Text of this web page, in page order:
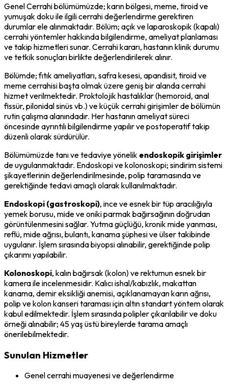
Genel Cerrahi bölümümüzde; karın bölgesi, meme, tiroid ve
yumuşak doku ile ilgili cerrahi değerlendirme gerektiren
durumlar ele alınmaktadır. Bölüm; açık ve laparoskopik (kapalı)
cerrahi yöntemler hakkında bilgilendirme, ameliyat planlaması
ve takip hizmetleri sunar. Cerrahi kararı, hastanın klinik durumu
ve tetkik sonuçları birlikte değerlendirilerek alınır.
Bölümde; fıtık ameliyatları, safra kesesi, apandisit, tiroid ve
meme cerrahisi başta olmak üzere geniş bir alanda cerrahi
hizmet verilmektedir. Proktolojik hastalıklar (hemoroid, anal
fissür, pilonidal sinüs vb.) ve küçük cerrahi girişimler de bölümün
rutin çalışma alanındadır. Her hastanın ameliyat süreci
öncesinde ayrıntılı bilgilendirme yapılır ve postoperatif takip
düzenli olarak sürdürülür.
Bölümümüzde tanı ve tedaviye yönelik endoskopik girişimler
de uygulanmaktadır. Endoskopi ve kolonoskopi; sindirim sistemi
şikayetlerinin değerlendirilmesinde, polip taramasında ve
gerektiğinde tedavi amaçlı olarak kullanılmaktadır.
Endoskopi (gastroskopi), ince ve esnek bir tüp aracılığıyla
yemek borusu, mide ve oniki parmak bağırsağının doğrudan
görüntülenmesini sağlar. Yutma güçlüğü, kronik mide yanması,
reflü, mide ağrısı, bulantı, kanama şüphesi ve ülser takibinde
uygulanır. İşlem sırasında biyopsi alınabilir, gerektiğinde polip
çıkarımı yapılabilir.
Kolonoskopi, kalın bağırsak (kolon) ve rektumun esnek bir
kamera ile incelenmesidir. Kalıcı ishal/kabızlık, makattan
kanama, demir eksikliği anemisi, açıklanamayan karın ağrısı,
polip ve kolon kanseri taraması için altın standart yöntem olarak
kabul edilmektedir. İşlem sırasında polipler çıkarılabilir ve doku
örneği alınabilir; 45 yaş üstü bireylerde tarama amaçlı
önerilebilmektedir.
Sunulan Hizmetler
Genel cerrahi muayenesi ve değerlendirme